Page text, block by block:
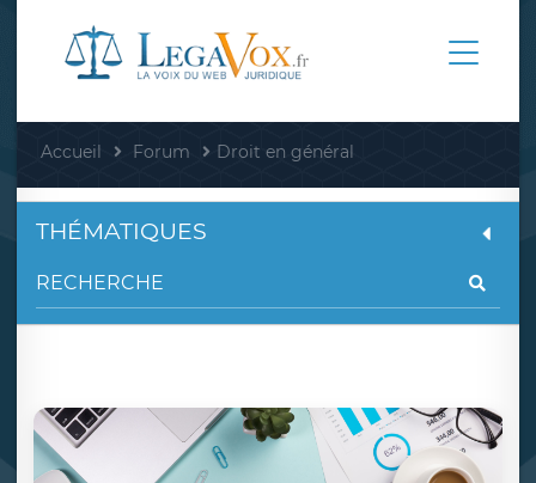
Accueil Forum Droit en général
THÉMATIQUES